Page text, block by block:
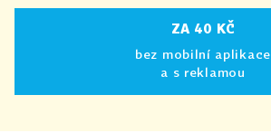
ZA 40 KČ
bez mobilní aplikace
a s reklamou